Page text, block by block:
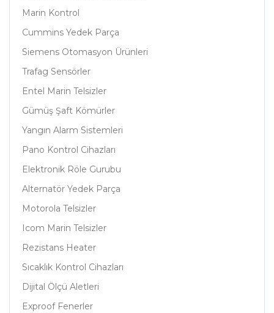
Marin Kontrol
Cummins Yedek Parça
Siemens Otomasyon Ürünleri
Trafag Sensörler
Entel Marin Telsizler
Gümüş Şaft Kömürler
Yangın Alarm Sistemleri
Pano Kontrol Cihazları
Elektronik Röle Gurubu
Alternatör Yedek Parça
Motorola Telsizler
Icom Marin Telsizler
Rezistans Heater
Sıcaklık Kontrol Cihazları
Dijital Ölçü Aletleri
Exproof Fenerler